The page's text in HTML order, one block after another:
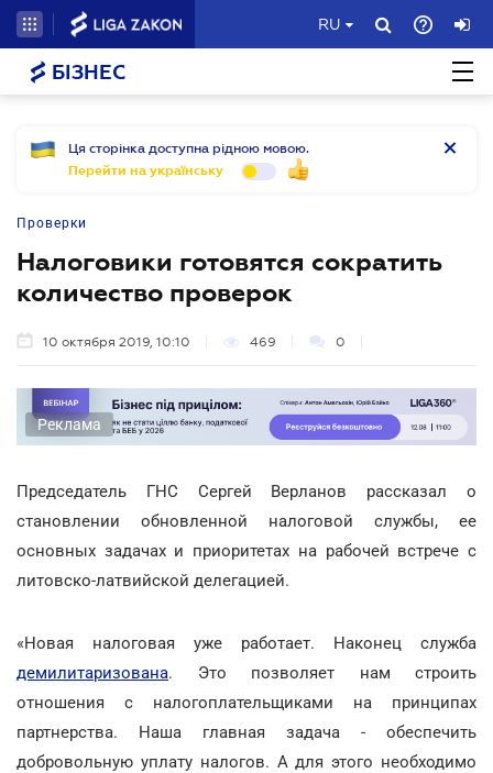
RU
БІЗНЕС
Ця сторінка доступна рідною мовою.
Перейти на українську
Проверки
Налоговики готовятся сократить
количество проверок
10 октября 2019, 10:10 469 0
Реклама
Председатель ГНС Сергей Верланов рассказал о
становлении обновленной налоговой службы, ее
основных задачах и приоритетах на рабочей встрече с
литовско-латвийской делегацией.
«Новая налоговая уже работает. Наконец служба
демилитаризована. Это позволяет нам строить
отношения с налогоплательщиками на принципах
партнерства. Наша главная задача - обеспечить
добровольную уплату налогов. А для этого необходимо